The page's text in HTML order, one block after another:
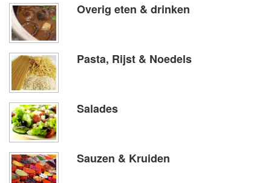
Overig eten & drinken
Pasta, Rijst & Noedels
Salades
Sauzen & Kruiden